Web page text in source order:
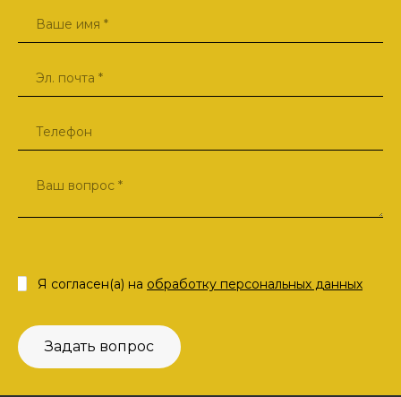
Задать вопрос
Я согласен(а) на обработку персональных данных